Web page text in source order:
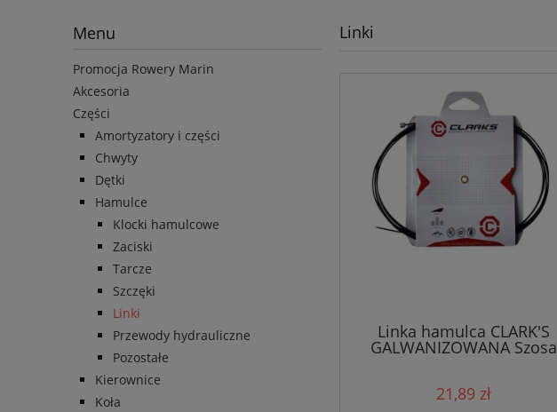
Menu
Promocja Rowery Marin
Akcesoria
Części
Amortyzatory i części
Chwyty
Dętki
Hamulce
Klocki hamulcowe
Zaciski
Tarcze
Szczęki
Linki
Przewody hydrauliczne
Pozostałe
Kierownice
Koła
Linki
Linka hamulca CLARK'S
GALWANIZOWANA Szosa
21,89 zł